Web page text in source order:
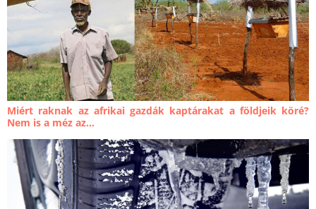
Miért raknak az afrikai gazdák kaptárakat a földjeik köré?
Nem is a méz az...